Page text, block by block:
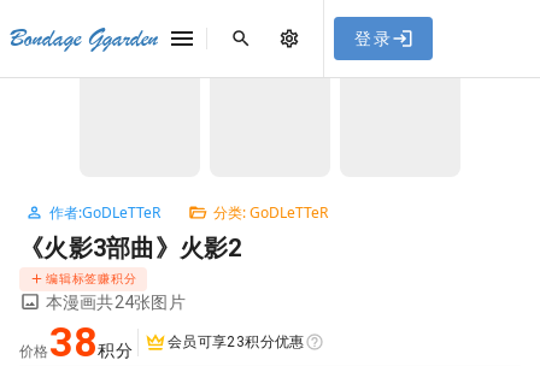
，使用遇到
问题请联系客服。
Bondage Ggarden 登录
首页 / GoDLeTTeR / 《火影3部曲》火影2
作者:GoDLeTTeR 分类: GoDLeTTeR
《火影3部曲》火影2
编辑标签赚积分
本漫画共24张图片
价格 38积分 会员可享23积分优惠